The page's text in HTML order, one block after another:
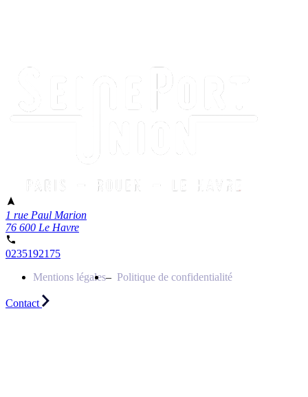
1 rue Paul Marion
76 600 Le Havre
0235192175
Mentions légales
Politique de confidentialité
Contact